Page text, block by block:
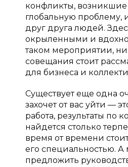
конфликты, возникшие
глобальную проблему,
друг друга людей.
окрыленными и
таком мероприятии,
совещания стоит
для бизнеса и
Существует еще одна
захочет от вас уйти —
работа, результаты по
найдется столько
время от времени
его специальностью.
предложить